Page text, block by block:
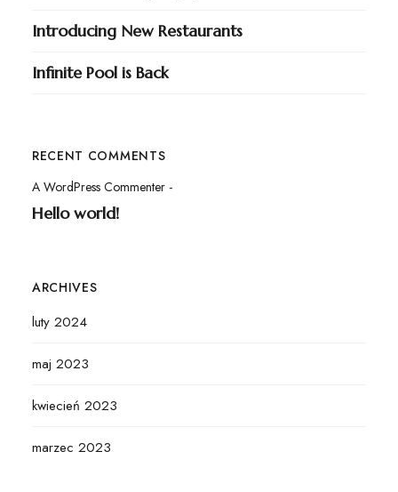
Introducing New Restaurants
Infinite Pool is Back
RECENT COMMENTS
A WordPress Commenter-
Hello world!
ARCHIVES
luty 2024
maj 2023
kwiecień 2023
marzec 2023